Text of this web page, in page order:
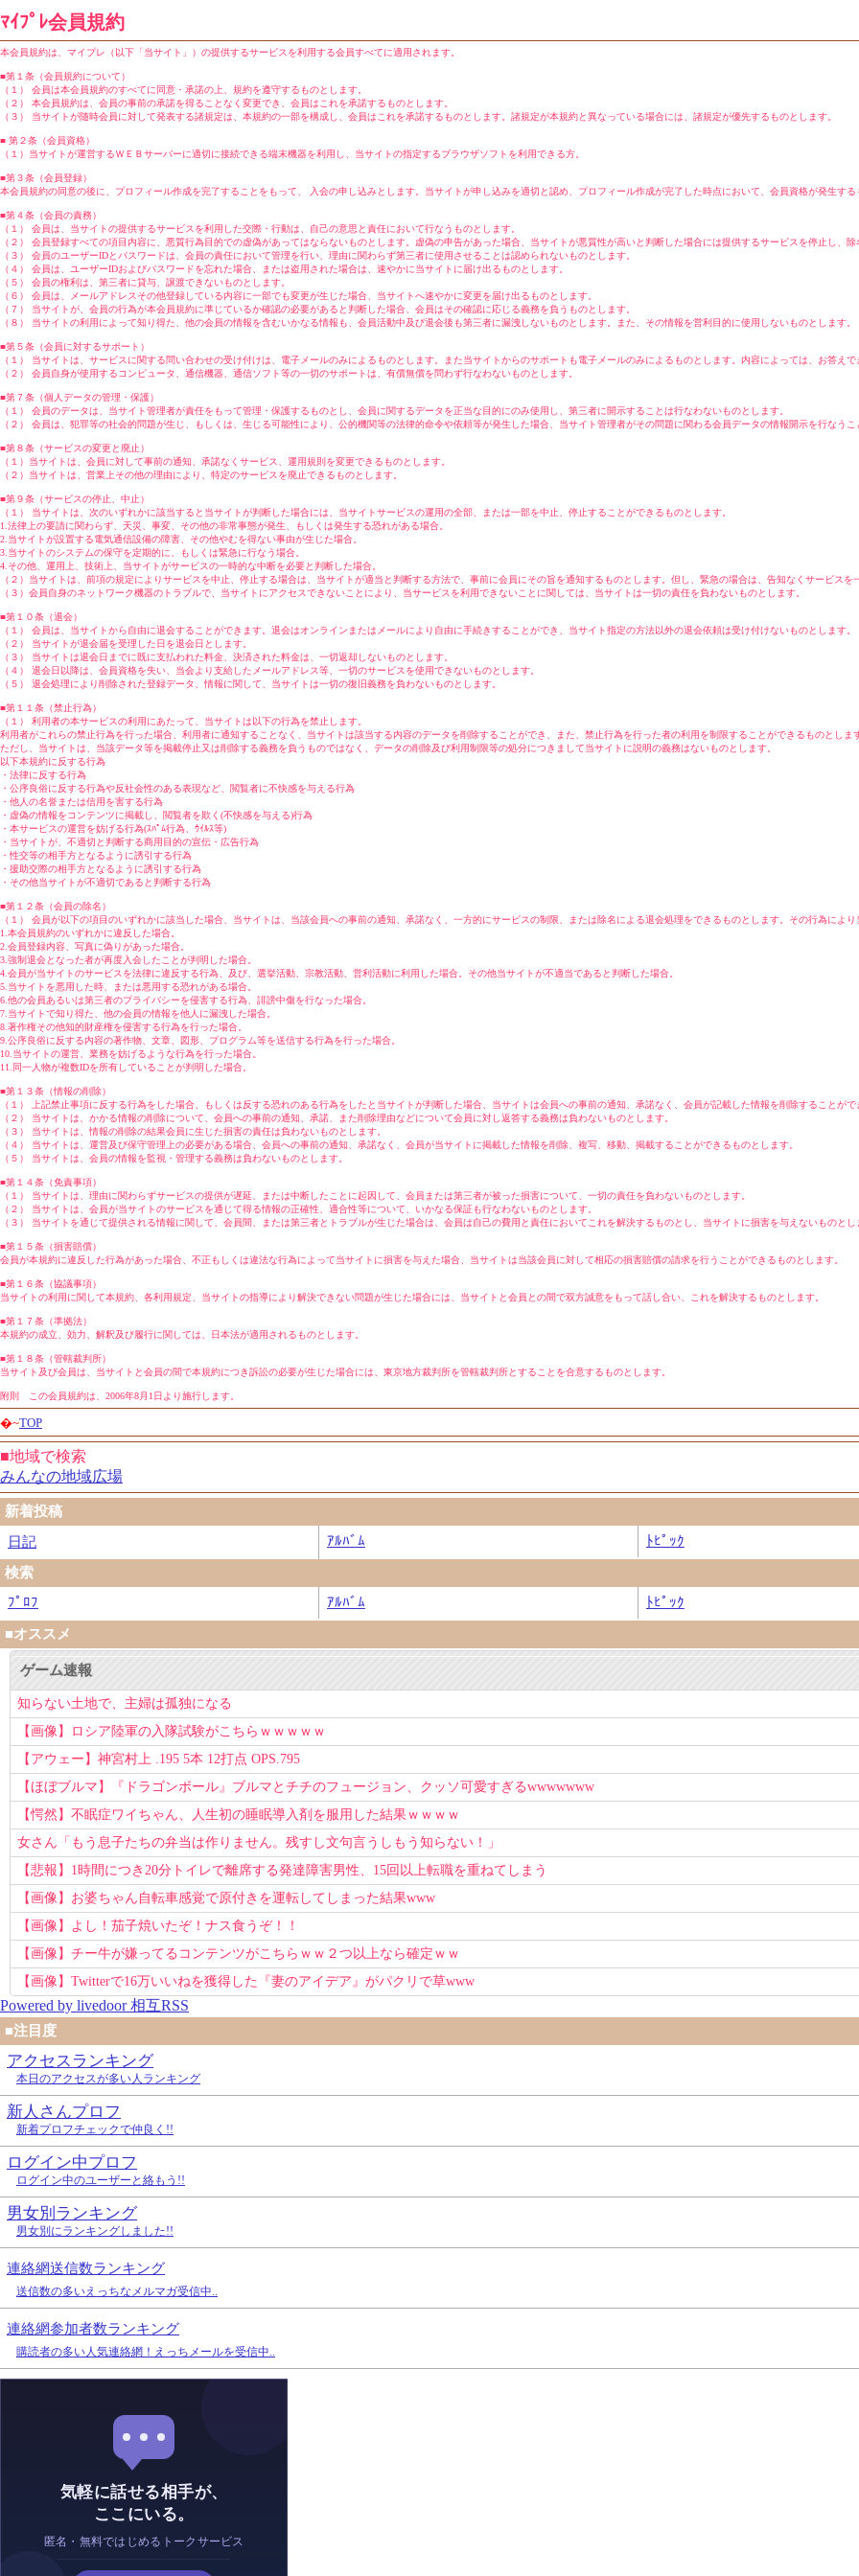
ﾏｲﾌﾟﾚ会員規約
本会員規約は、マイプレ（以下「当サイト」）の提供するサービスを利用する会員すべてに適用されます。
■第１条（会員規約について）
（１） 会員は本会員規約のすべてに同意・承諾の上、規約を遵守するものとします。
（２） 本会員規約は、会員の事前の承諾を得ることなく変更でき、会員はこれを承諾するものとします。
（３） 当サイトが随時会員に対して発表する諸規定は、本規約の一部を構成し、会員はこれを承諾するものとします。諸規定が本規約と異なっている場合には、諸規定が優先するものとします。
■ 第２条（会員資格）
（１）当サイトが運営するＷＥＢサーバーに適切に接続できる端末機器を利用し、当サイトの指定するブラウザソフトを利用できる方。
■第３条（会員登録）
本会員規約の同意の後に、プロフィール作成を完了することをもって、 入会の申し込みとします。当サイトが申し込みを適切と認め、プロフィール作成が完了した時点において、会員資格が発生する
■第４条（会員の責務）
（１） 会員は、当サイトの提供するサービスを利用した交際・行動は、自己の意思と責任において行なうものとします。
（２） 会員登録すべての項目内容に、悪質行為目的での虚偽があってはならないものとします。虚偽の申告があった場合、当サイトが悪質性が高いと判断した場合には提供するサービスを停止し、除
（３） 会員のユーザーIDとパスワードは、会員の責任において管理を行い、理由に関わらず第三者に使用させることは認められないものとします。
（４） 会員は、ユーザーIDおよびパスワードを忘れた場合、または盗用された場合は、速やかに当サイトに届け出るものとします。
（５） 会員の権利は、第三者に貸与、譲渡できないものとします。
（６） 会員は、メールアドレスその他登録している内容に一部でも変更が生じた場合、当サイトへ速やかに変更を届け出るものとします。
（７） 当サイトが、会員の行為が本会員規約に準じているか確認の必要があると判断した場合、会員はその確認に応じる義務を負うものとします。
（８） 当サイトの利用によって知り得た、他の会員の情報を含むいかなる情報も、会員活動中及び退会後も第三者に漏洩しないものとします。また、その情報を営利目的に使用しないものとします。
■第５条（会員に対するサポート）
（１） 当サイトは、サービスに関する問い合わせの受け付けは、電子メールのみによるものとします。また当サイトからのサポートも電子メールのみによるものとします。内容によっては、お答えで
（２） 会員自身が使用するコンピュータ、通信機器、通信ソフト等の一切のサポートは、有償無償を問わず行なわないものとします。
■第７条（個人データの管理・保護）
（１） 会員のデータは、当サイト管理者が責任をもって管理・保護するものとし、会員に関するデータを正当な目的にのみ使用し、第三者に開示することは行なわないものとします。
（２） 会員は、犯罪等の社会的問題が生じ、もしくは、生じる可能性により、公的機関等の法律的命令や依頼等が発生した場合、当サイト管理者がその問題に関わる会員データの情報開示を行なうこ
■第８条（サービスの変更と廃止）
（１）当サイトは、会員に対して事前の通知、承諾なくサービス、運用規則を変更できるものとします。
（２）当サイトは、営業上その他の理由により、特定のサービスを廃止できるものとします。
■第９条（サービスの停止、中止）
（１） 当サイトは、次のいずれかに該当すると当サイトが判断した場合には、当サイトサービスの運用の全部、または一部を中止、停止することができるものとします。
1.法律上の要請に関わらず、天災、事変、その他の非常事態が発生、もしくは発生する恐れがある場合。
2.当サイトが設置する電気通信設備の障害、その他やむを得ない事由が生じた場合。
3.当サイトのシステムの保守を定期的に、もしくは緊急に行なう場合。
4.その他、運用上、技術上、当サイトがサービスの一時的な中断を必要と判断した場合。
（２）当サイトは、前項の規定によりサービスを中止、停止する場合は、当サイトが適当と判断する方法で、事前に会員にその旨を通知するものとします。但し、緊急の場合は、告知なくサービスを
（３）会員自身のネットワーク機器のトラブルで、当サイトにアクセスできないことにより、当サービスを利用できないことに関しては、当サイトは一切の責任を負わないものとします。
■第１０条（退会）
（１） 会員は、当サイトから自由に退会することができます。退会はオンラインまたはメールにより自由に手続きすることができ、当サイト指定の方法以外の退会依頼は受け付けないものとします。
（２） 当サイトが退会届を受理した日を退会日とします。
（３） 当サイトは退会日までに既に支払われた料金、決済された料金は、一切返却しないものとします。
（４） 退会日以降は、会員資格を失い、当会より支給したメールアドレス等、一切のサービスを使用できないものとします。
（５） 退会処理により削除された登録データ、情報に関して、当サイトは一切の復旧義務を負わないものとします。
■第１１条（禁止行為）
（１） 利用者の本サービスの利用にあたって、当サイトは以下の行為を禁止します。
利用者がこれらの禁止行為を行った場合、利用者に通知することなく、当サイトは該当する内容のデータを削除することができ、また、禁止行為を行った者の利用を制限することができるものとしま
ただし、当サイトは、当該データ等を掲載停止又は削除する義務を負うものではなく、データの削除及び利用制限等の処分につきまして当サイトに説明の義務はないものとします。
以下本規約に反する行為
・法律に反する行為
・公序良俗に反する行為や反社会性のある表現など、閲覧者に不快感を与える行為
・他人の名誉または信用を害する行為
・虚偽の情報をコンテンツに掲載し、閲覧者を欺く(不快感を与える)行為
・本サービスの運営を妨げる行為(ｽﾊﾟﾑ行為、ｳｲﾙｽ等)
・当サイトが、不適切と判断する商用目的の宣伝・広告行為
・性交等の相手方となるように誘引する行為
・援助交際の相手方となるように誘引する行為
・その他当サイトが不適切であると判断する行為
■第１２条（会員の除名）
（１） 会員が以下の項目のいずれかに該当した場合、当サイトは、当該会員への事前の通知、承諾なく、一方的にサービスの制限、または除名による退会処理をできるものとします。その行為によ
1.本会員規約のいずれかに違反した場合。
2.会員登録内容、写真に偽りがあった場合。
3.強制退会となった者が再度入会したことが判明した場合。
4.会員が当サイトのサービスを法律に違反する行為、及び、選挙活動、宗教活動、営利活動に利用した場合。その他当サイトが不適当であると判断した場合。
5.当サイトを悪用した時、または悪用する恐れがある場合。
6.他の会員あるいは第三者のプライバシーを侵害する行為、誹謗中傷を行なった場合。
7.当サイトで知り得た、他の会員の情報を他人に漏洩した場合。
8.著作権その他知的財産権を侵害する行為を行った場合。
9.公序良俗に反する内容の著作物、文章、図形、プログラム等を送信する行為を行った場合。
10.当サイトの運営、業務を妨げるような行為を行った場合。
11.同一人物が複数IDを所有していることが判明した場合。
■第１３条（情報の削除）
（１） 上記禁止事項に反する行為をした場合、もしくは反する恐れのある行為をしたと当サイトが判断した場合、当サイトは会員への事前の通知、承諾なく、会員が記載した情報を削除することがで
（２） 当サイトは、かかる情報の削除について、会員への事前の通知、承諾、また削除理由などについて会員に対し返答する義務は負わないものとします。
（３） 当サイトは、情報の削除の結果会員に生じた損害の責任は負わないものとします。
（４） 当サイトは、運営及び保守管理上の必要がある場合、会員への事前の通知、承諾なく、会員が当サイトに掲載した情報を削除、複写、移動、掲載することができるものとします。
（５） 当サイトは、会員の情報を監視・管理する義務は負わないものとします。
■第１４条（免責事項）
（１） 当サイトは、理由に関わらずサービスの提供が遅延、または中断したことに起因して、会員または第三者が被った損害について、一切の責任を負わないものとします。
（２） 当サイトは、会員が当サイトのサービスを通じて得る情報の正確性、適合性等について、いかなる保証も行なわないものとします。
（３） 当サイトを通じて提供される情報に関して、会員間、または第三者とトラブルが生じた場合は、会員は自己の費用と責任においてこれを解決するものとし、当サイトに損害を与えないものと
■第１５条（損害賠償）
会員が本規約に違反した行為があった場合、不正もしくは違法な行為によって当サイトに損害を与えた場合、当サイトは当該会員に対して相応の損害賠償の請求を行うことができるものとします。
■第１６条（協議事項）
当サイトの利用に関して本規約、各利用規定、当サイトの指導により解決できない問題が生じた場合には、当サイトと会員との間で双方誠意をもって話し合い、これを解決するものとします。
■第１７条（準拠法）
本規約の成立、効力、解釈及び履行に関しては、日本法が適用されるものとします。
■第１８条（管轄裁判所）
当サイト及び会員は、当サイトと会員の間で本規約につき訴訟の必要が生じた場合には、東京地方裁判所を管轄裁判所とすることを合意するものとします。
附則 この会員規約は、2006年8月1日より施行します。
�~TOP
■地域で検索
みんなの地域広場
新着投稿
日記
ｱﾙﾊﾞﾑ ﾄﾋﾟｯｸ
検索
ﾌﾟﾛﾌ
ｱﾙﾊﾞﾑ ﾄﾋﾟｯｸ
■オススメ
ゲーム速報
知らない土地で、主婦は孤独になる
【画像】ロシア陸軍の入隊試験がこちらｗｗｗｗｗ
【アウェー】神宮村上 .195 5本 12打点 OPS.795
【ほぼブルマ】『ドラゴンボール』ブルマとチチのフュージョン、クッソ可愛すぎるwwwwwww
【愕然】不眠症ワイちゃん、人生初の睡眠導入剤を服用した結果ｗｗｗｗ
女さん「もう息子たちの弁当は作りません。残すし文句言うしもう知らない！」
【悲報】1時間につき20分トイレで離席する発達障害男性、15回以上転職を重ねてしまう
【画像】お婆ちゃん自転車感覚で原付きを運転してしまった結果www
【画像】よし！茄子焼いたぞ！ナス食うぞ！！
【画像】チー牛が嫌ってるコンテンツがこちらｗｗ２つ以上なら確定ｗｗ
【画像】Twitterで16万いいねを獲得した『妻のアイデア』がパクリで草www
Powered by livedoor 相互RSS
■注目度
アクセスランキング
本日のアクセスが多い人ランキング
新人さんプロフ
新着プロフチェックで仲良く!!
ログイン中プロフ
ログイン中のユーザーと絡もう!!
男女別ランキング
男女別にランキングしました!!
連絡網送信数ランキング
送信数の多いえっちなメルマガ受信中..
連絡網参加者数ランキング
購読者の多い人気連絡網！えっちメールを受信中..
気軽に話せる相手が、
ここにいる。
匿名・無料ではじめるトークサービス